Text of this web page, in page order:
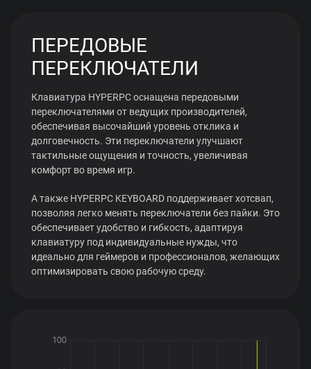
ПЕРЕДОВЫЕ
ПЕРЕКЛЮЧАТЕЛИ
Клавиатура HYPERPC оснащена передовыми
переключателями от ведущих производителей,
обеспечивая высочайший уровень отклика и
долговечность. Эти переключатели улучшают
тактильные ощущения и точность, увеличивая
комфорт во время игр.
А также HYPERPC KEYBOARD поддерживает хотсвап,
позволяя легко менять переключатели без пайки. Это
обеспечивает удобство и гибкость, адаптируя
клавиатуру под индивидуальные нужды, что
идеально для геймеров и профессионалов, желающих
оптимизировать свою рабочую среду.